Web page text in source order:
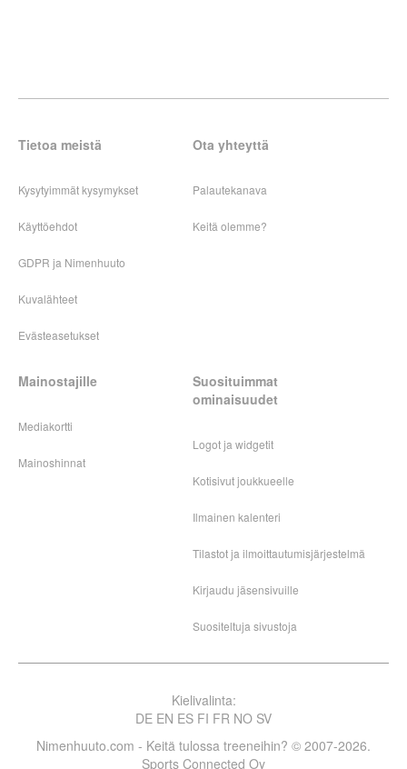
Tietoa meistä
Kysytyimmät kysymykset
Käyttöehdot
GDPR ja Nimenhuuto
Kuvalähteet
Evästeasetukset
Ota yhteyttä
Palautekanava
Keitä olemme?
Mainostajille
Mediakortti
Mainoshinnat
Suosituimmat
ominaisuudet
Logot ja widgetit
Kotisivut joukkueelle
Ilmainen kalenteri
Tilastot ja ilmoittautumisjärjestelmä
Kirjaudu jäsensivuille
Suositeltuja sivustoja
Kielivalinta:
DE EN ES FI FR NO SV
Nimenhuuto.com - Keitä tulossa treeneihin? © 2007-2026.
Sports Connected Oy